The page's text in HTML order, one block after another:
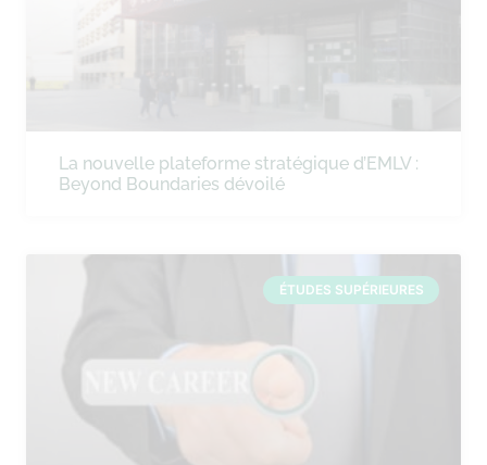
La nouvelle plateforme stratégique d’EMLV :
Beyond Boundaries dévoilé
ÉTUDES SUPÉRIEURES